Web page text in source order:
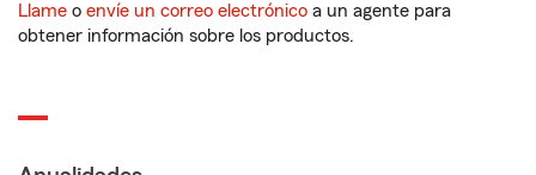
Llame o envíe un correo electrónico a un agente para
obtener información sobre los productos.